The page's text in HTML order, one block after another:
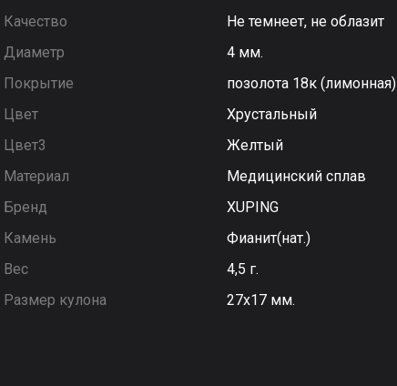
Качество
Не темнеет, не облазит
Диаметр
4 мм.
Покрытие
позолота 18к (лимонная)
Цвет
Хрустальный
Цвет3
Желтый
Материал
Медицинский сплав
Бренд
XUPING
Камень
Фианит(нат.)
Вес
4,5 г.
Размер кулона
27х17 мм.